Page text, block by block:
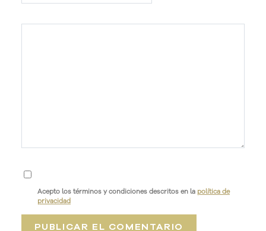
Acepto los términos y condiciones descritos en la política de
privacidad